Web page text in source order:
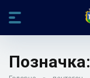
Позначка: